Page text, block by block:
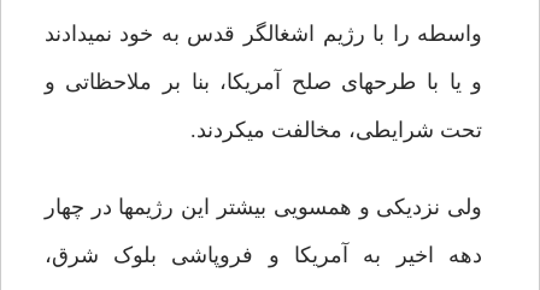
واسطه را با رژیم اشغالگر قدس به خود نمی‏دادند
و یا با طرح‏های صلح آمریکا، بنا بر ملاحظاتی و
تحت شرایطی، مخالفت می‏کردند.
ولی نزدیکی و همسویی بیشتر این رژیم‏ها در چهار
دهه اخیر به آمریکا و فروپاشی بلوک شرق،